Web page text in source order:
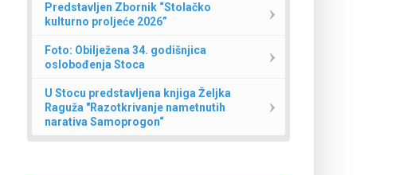
Predstavljen Zbornik “Stolačko
kulturno proljeće 2026”
Foto: Obilježena 34. godišnjica
oslobođenja Stoca
U Stocu predstavljena knjiga Željka
Raguža "Razotkrivanje nametnutih
narativa Samoprogon“